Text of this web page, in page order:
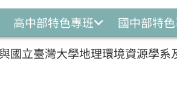
高中部特色專班
國中部特
國立臺灣大學地理環境資源學